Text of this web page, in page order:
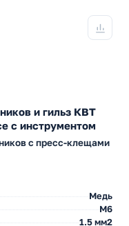
и гильз КВТ
с инструментом
с пресс-клещами
Медь
М6
1.5 мм2